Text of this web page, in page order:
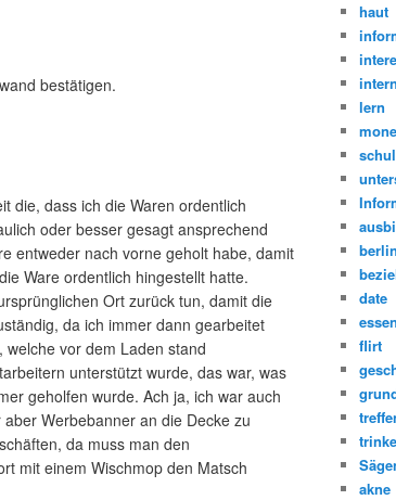
bestätigen.
die, dass ich die Waren ordentlich
oder besser gesagt ansprechend
entweder nach vorne geholt habe, damit
Ware ordentlich hingestellt hatte.
Ort zurück tun, damit die
da ich immer dann gearbeitet
vor dem Laden stand
unterstützt wurde, das war, was
geholfen wurde. Ach ja, ich war auch
Werbebanner an die Decke zu
da muss man den
mit einem Wischmop den Matsch
haut
lern
berlin
date
essen
flirt
akne